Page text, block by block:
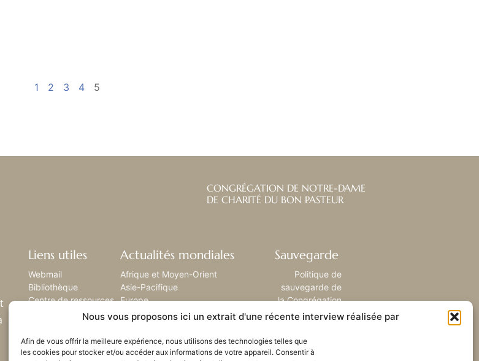
Nous vous proposons ici un extrait d'une récente interview réalisée par
Afin de vous offrir la meilleure expérience, nous utilisons des technologies telles que
les cookies pour stocker et/ou accéder aux informations de votre appareil. Consentir à
1 2 3 4 5
CONGRÉGATION DE NOTRE-DAME
DE CHARITÉ DU BON PASTEUR
Liens utiles
Webmail
Bibliothèque
Centre de ressources
Envoyez-nous votre
Plan du site
Actualités mondiales
Afrique et Moyen-Orient
Asie-Pacifique
Europe
Amérique latine
Sauvegarde
Politique de
sauvegarde de
la Congrégation